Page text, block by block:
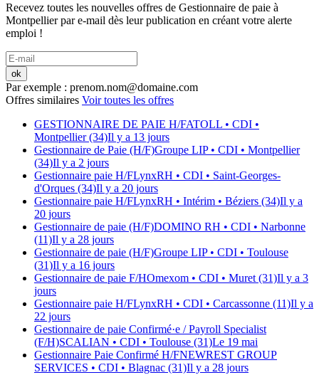
Recevez toutes les nouvelles offres de Gestionnaire de paie à
Montpellierpar e-mail dès leur publication en créant votre alerte
emploi !
ok
Par exemple : prenom.nom@domaine.com
Offres similaires Voir toutes les offres
GESTIONNAIRE DE PAIE H/FATOLL • CDI •
Montpellier (34)Il y a 13 jours
Gestionnaire de Paie (H/F)Groupe LIP• CDI • Montpellier
(34)Il y a 2 jours
Gestionnaire paie H/FLynxRH • CDI • Saint-Georges-
d'Orques (34)Il y a 20 jours
Gestionnaire paie H/FLynxRH • Intérim • Béziers (34)Il y a
20 jours
Gestionnaire de paie (H/F)DOMINO RH • CDI • Narbonne
(11)Il y a 28 jours
Gestionnaire de paie (H/F)Groupe LIP• CDI • Toulouse
(31)Il y a 16 jours
Gestionnaire de paie F/HOmexom • CDI • Muret (31)Il y a 3
jours
Gestionnaire paie H/FLynxRH • CDI • Carcassonne (11)Il y a
22 jours
Gestionnaire de paie Confirmé·e / Payroll Specialist
(F/H)SCALIAN • CDI • Toulouse (31)Le 19 mai
Gestionnaire Paie Confirmé H/FNEWREST GROUP
SERVICES • CDI • Blagnac (31)Il y a 28 jours